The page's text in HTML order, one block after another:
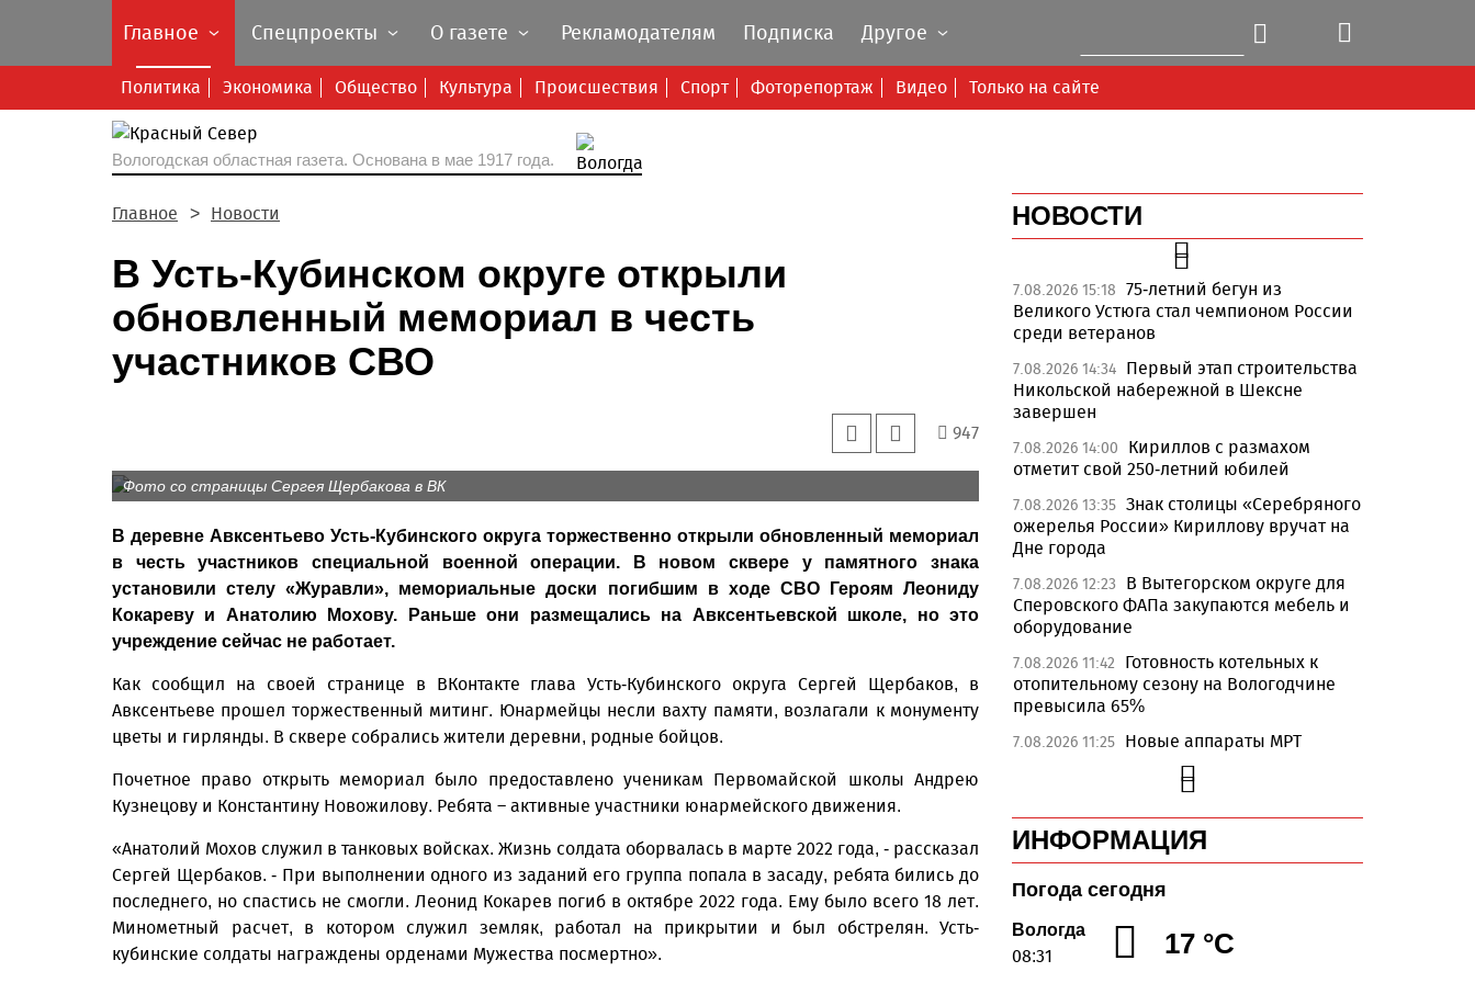
Главное
Политика Экономика Общество Культура Происшествия Спорт Фоторепортаж Видео Только на сайте
Спецпроекты О газете Рекламодателям Подписка Другое
Вологодская областная газета. Основана в мае 1917 года.
Главное Новости
В Усть-Кубинском округе открыли
обновленный мемориал в честь
участников СВО
947
Фото со страницы Сергея Щербакова в ВК
В деревне Авксентьево Усть-Кубинского округа торжественно открыли обновленный мемориал
в честь участников специальной военной операции. В новом сквере у памятного знака
установили стелу «Журавли», мемориальные доски погибшим в ходе СВО Героям Леониду
Кокареву и Анатолию Мохову. Раньше они размещались на Авксентьевской школе, но это
учреждение сейчас не работает.
Как сообщил на своей странице в ВКонтакте глава Усть-Кубинского округа Сергей Щербаков, в
Авксентьеве прошел торжественный митинг. Юнармейцы несли вахту памяти, возлагали к монументу
цветы и гирлянды. В сквере собрались жители деревни, родные бойцов.
Почетное право открыть мемориал было предоставлено ученикам Первомайской школы Андрею
Кузнецову и Константину Новожилову. Ребята – активные участники юнармейского движения.
«Анатолий Мохов служил в танковых войсках. Жизнь солдата оборвалась в марте 2022 года, - рассказал
Сергей Щербаков. - При выполнении одного из заданий его группа попала в засаду, ребята бились до
последнего, но спастись не смогли. Леонид Кокарев погиб в октябре 2022 года. Ему было всего 18 лет.
Минометный расчет, в котором служил земляк, работал на прикрытии и был обстрелян. Усть-
кубинские солдаты награждены орденами Мужества посмертно».
НОВОСТИ
7.08.2026 15:18 75-летний бегун из
Великого Устюга стал чемпионом России
среди ветеранов
7.08.2026 14:34 Первый этап строительства
Никольской набережной в Шексне
завершен
7.08.2026 14:00
Кириллов с размахом
отметит свой 250-летний юбилей
7.08.2026 13:35 Знак столицы «Серебряного
ожерелья России» Кириллову вручат на
Дне города
7.08.2026 12:23
В Вытегорском округе для
Сперовского ФАПа закупаются мебель и
оборудование
7.08.2026 11:42
Готовность котельных к
отопительному сезону на Вологодчине
превысила 65%
7.08.2026 11:25 Новые аппараты МРТ
установят в двух медучреждениях
Вологодской области
7.08.2026 10:41 В Устюжне отметят 774-
летие города фестивалем кузнечного
мастерства
7.08.2026 10:18
Вологодская область
уверенно шагает в цифровое будущее
7.08.2026 09:49 На Вологодчине подвели
ИНФОРМАЦИЯ
Погода сегодня
Вологда
08:31 17 °C